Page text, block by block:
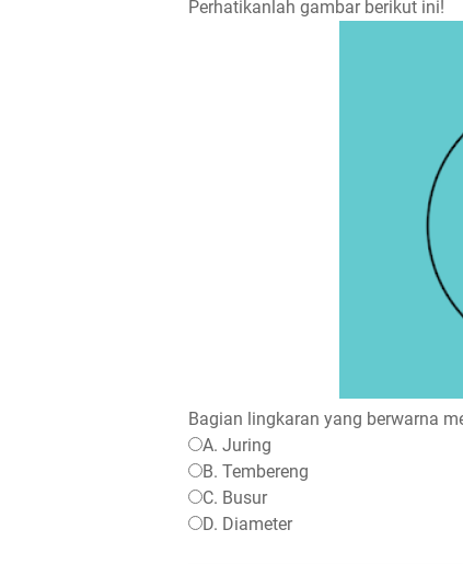
Perhatikanlah gambar berikut ini!
Bagian lingkaran yang berwarna
A. Juring
B. Tembereng
C. Busur
D. Diameter